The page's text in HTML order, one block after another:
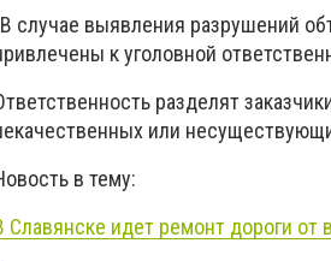
случае выявления разрушений
к уголовной
разделят
или
в тему:
Славянске идет ремонт дороги от